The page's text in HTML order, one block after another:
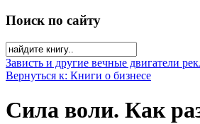
Поиск по сайту
Зависть и другие вечные двигатели
Вернуться к: Книги о бизнесе
Сила воли. Как